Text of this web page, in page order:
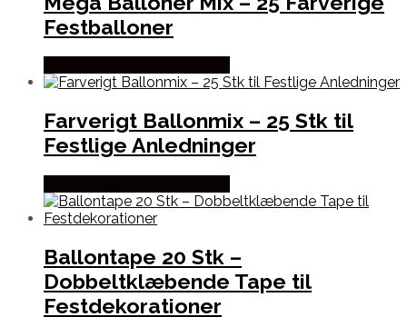
Festballoner
Farverigt Ballonmix – 25 Stk til
Festlige Anledninger
Ballontape 20 Stk –
Dobbeltklæbende Tape til
Festdekorationer